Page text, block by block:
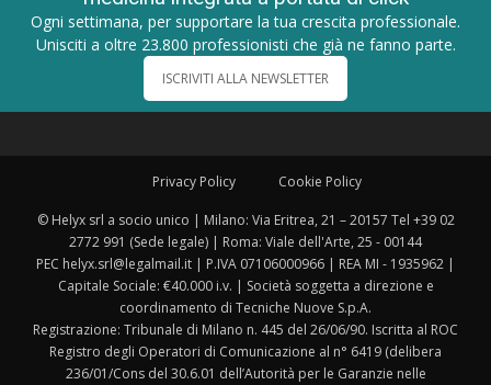
Ogni settimana, per supportare la tua crescita professionale.
Unisciti a oltre 23.800 professionisti che già ne fanno parte.
ISCRIVITI ALLA NEWSLETTER
Privacy Policy Cookie Policy
© Helyx srl a socio unico | Milano: Via Eritrea, 21 – 20157 Tel +39 02
2772 991 (Sede legale) | Roma: Viale dell'Arte, 25 - 00144
PEC helyx.srl@legalmail.it | P.IVA 07106000966 | REA MI - 1935962 |
Capitale Sociale: €40.000 i.v. | Società soggetta a direzione e
coordinamento di Tecniche Nuove S.p.A.
Registrazione: Tribunale di Milano n. 445 del 26/06/90. Iscritta al ROC
Registro degli Operatori di Comunicazione al n° 6419 (delibera
236/01/Cons del 30.6.01 dell’Autorità per le Garanzie nelle